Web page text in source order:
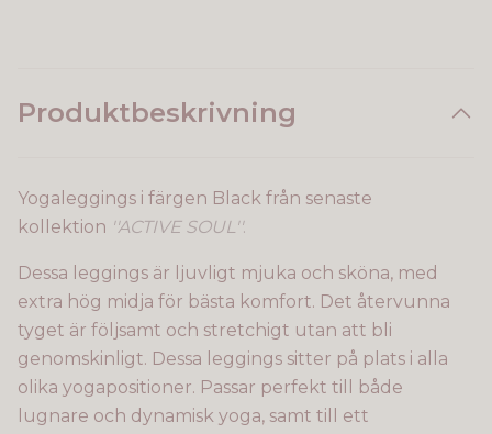
Produktbeskrivning
Yogaleggings i färgen Black från senaste
kollektion ''ACTIVE SOUL''.
Dessa leggings är ljuvligt mjuka och sköna, med
extra hög midja för bästa komfort. Det återvunna
tyget är följsamt och stretchigt utan att bli
genomskinligt. Dessa leggings sitter på plats i alla
olika yogapositioner. Passar perfekt till både
lugnare och dynamisk yoga, samt till ett